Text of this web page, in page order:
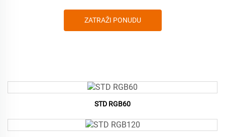
ZATRAŽI PONUDU
STD RGB60